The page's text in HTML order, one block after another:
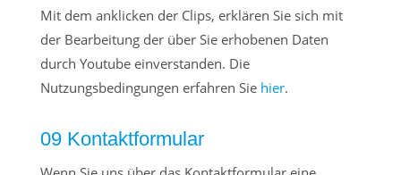
Mit dem anklicken der Clips, erklären Sie sich mit
der Bearbeitung der über Sie erhobenen Daten
durch Youtube einverstanden. Die
Nutzungsbedingungen erfahren Sie hier.
09 Kontaktformular